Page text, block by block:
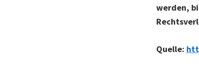
werden,
Quelle: